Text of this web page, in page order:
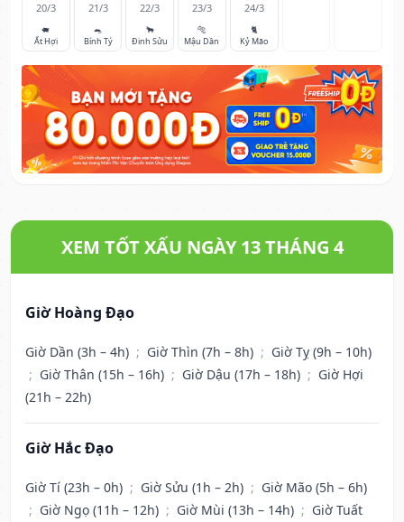
20/3
🐖
Ất Hợi
21/3
🐀
Bính Tý
22/3
🐂
Đinh Sửu
23/3
🐅
Mậu Dần
24/3
🐈
Kỷ Mão
XEM TỐT XẤU NGÀY 13 THÁNG 4
Giờ Hoàng Đạo
Giờ Dần (3h – 4h) ; Giờ Thìn (7h – 8h) ; Giờ Tỵ (9h – 10h)
; Giờ Thân (15h – 16h) ; Giờ Dậu (17h – 18h) ; Giờ Hợi
(21h – 22h)
Giờ Hắc Đạo
Giờ Tí (23h – 0h) ; Giờ Sửu (1h – 2h) ; Giờ Mão (5h – 6h)
; Giờ Ngọ (11h – 12h) ; Giờ Mùi (13h – 14h) ; Giờ Tuất